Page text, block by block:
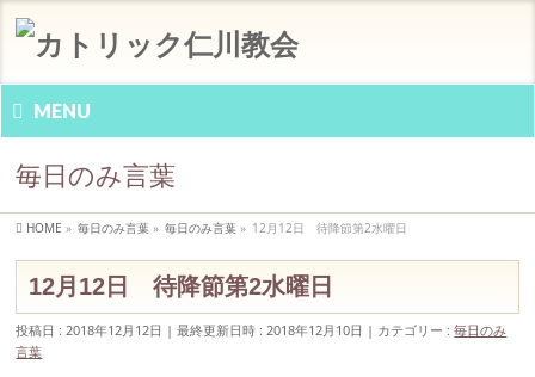
MENU
毎日のみ言葉
HOME » 毎日のみ言葉 » 毎日のみ言葉 » 12月12日 待降節第2水曜日
12月12日 待降節第2水曜日
投稿日 : 2018年12月12日 最終更新日時 : 2018年12月10日 カテゴリー :毎日のみ
言葉